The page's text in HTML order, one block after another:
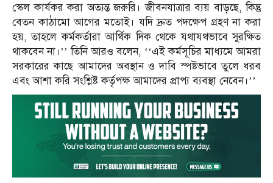
স্কেল কার্যকর করা অত্যন্ত জরুরি। জীবনযাত্রার ব্যয় বাড়ছে, কিন্তু
বেতন কাঠামো আগের মতোই। যদি দ্রুত পদক্ষেপ গ্রহণ না করা
হয়, তাহলে কর্মকর্তারা আর্থিক দিক থেকে যথাযথভাবে সুরক্ষিত
থাকবেন না।’’ তিনি আরও বলেন, ‘‘এই কর্মসূচির মাধ্যমে আমরা
সরকারের কাছে আমাদের অবস্থান ও দাবি স্পষ্টভাবে তুলে ধরব
এবং আশা করি সংশ্লিষ্ট কর্তৃপক্ষ আমাদের প্রাপ্য ব্যবস্থা নেবেন।’’